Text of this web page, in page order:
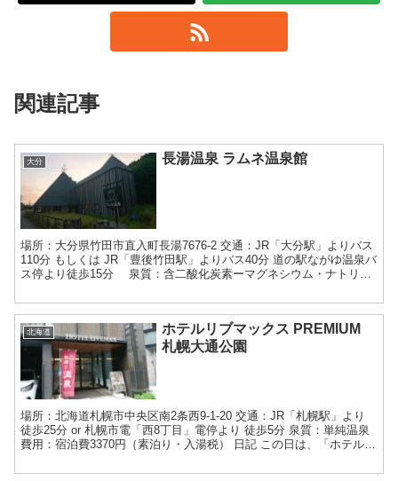
関連記事
大分 長湯温泉 ラムネ温泉館
場所：大分県竹田市直入町長湯7676-2 交通：JR「大分駅」よりバス
110分 もしくは JR「豊後竹田駅」よりバス40分 道の駅ながゆ温泉バ
ス停より徒歩15分 泉質：含二酸化炭素ーマグネシウム・ナトリウ
北海道
ホテルリブマックス PREMIUM
札幌大通公園
場所：北海道札幌市中央区南2条西9-1-20 交通：JR「札幌駅」より
徒歩25分 or 札幌市電「西8丁目」電停より 徒歩5分 泉質：単純温泉
費用：宿泊費3370円（素泊り・入湯税） 日記 この日は、「ホテルパ